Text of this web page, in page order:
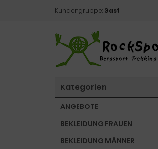
Kundengruppe: Gast
Kategorien
ANGEBOTE
BEKLEIDUNG FRAUEN
BEKLEIDUNG MÄNNER